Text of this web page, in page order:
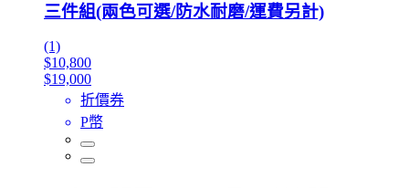
三件組(兩色可選/防水耐磨/運費另計)
(1)
$10,800
$19,000
折價券
P幣